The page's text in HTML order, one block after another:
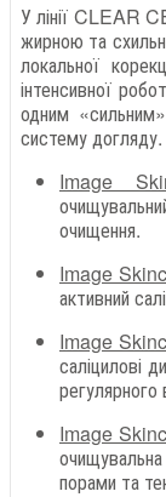
У лінії CLEAR
жирною та
локальної
інтенсивної
одним
систему догляду.
Image
очищення.
Image
активний
Image
саліцилові
регулярного
Image
порами та